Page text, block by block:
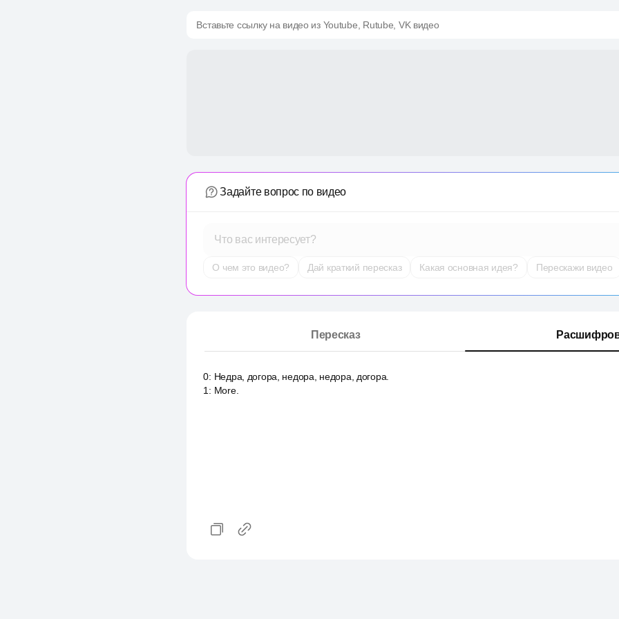
Вставьте ссылку на видео из Youtube, Rutube, VK видео
Задайте вопрос по видео
Что вас интересует?
О чем это видео? Дай краткий пересказ Какая основная идея? Перескажи видео
Пересказ
0: Недра, догора, недора, недора, догора.
1 : More.